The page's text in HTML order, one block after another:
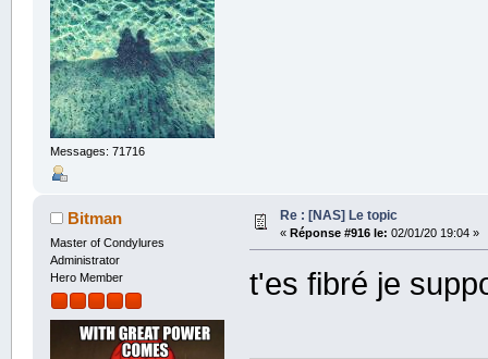
Messages: 71716
Bitman
Master of Condylures
Administrator
Hero Member
Re : [NAS] Le topic
« Réponse #916 le: 02/01/20 19:04 »
t'es fibré je